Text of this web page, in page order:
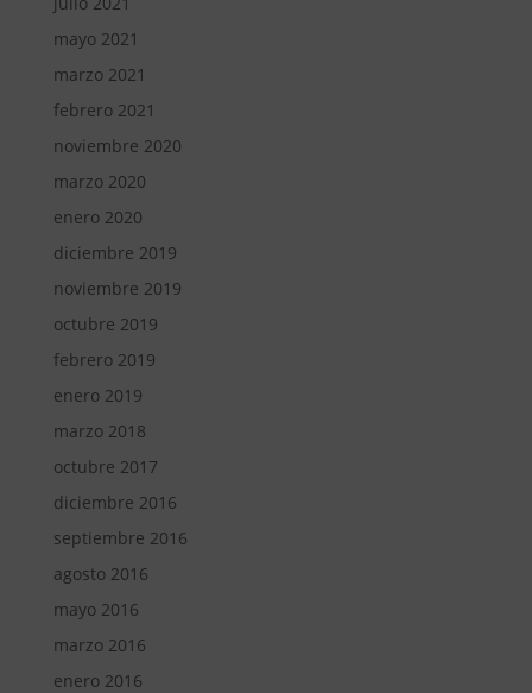
mayo 2021
marzo 2021
febrero 2021
noviembre 2020
marzo 2020
enero 2020
diciembre 2019
noviembre 2019
octubre 2019
febrero 2019
enero 2019
marzo 2018
octubre 2017
diciembre 2016
septiembre 2016
agosto 2016
mayo 2016
marzo 2016
enero 2016